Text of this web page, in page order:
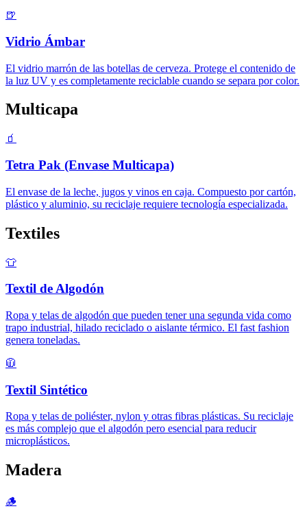
🍺
Vidrio Ámbar
El vidrio marrón de las botellas de cerveza. Protege el contenido de
la luz UV y es completamente reciclable cuando se separa por color.
Multicapa
🧃
Tetra Pak (Envase Multicapa)
El envase de la leche, jugos y vinos en caja. Compuesto por cartón,
plástico y aluminio, su reciclaje requiere tecnología especializada.
Textiles
👕
Textil de Algodón
Ropa y telas de algodón que pueden tener una segunda vida como
trapo industrial, hilado reciclado o aislante térmico. El fast fashion
genera toneladas.
🧥
Textil Sintético
Ropa y telas de poliéster, nylon y otras fibras plásticas. Su reciclaje
es más complejo que el algodón pero esencial para reducir
microplásticos.
Madera
🪵